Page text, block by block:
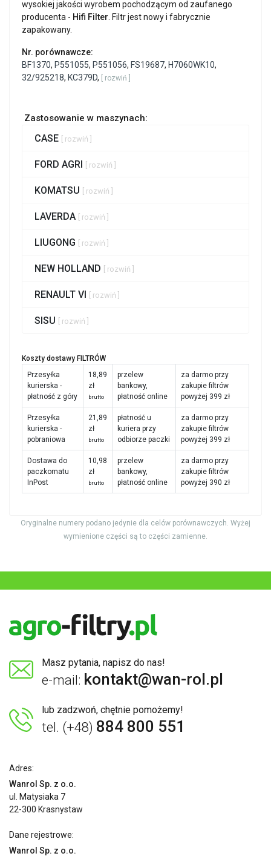
wysokiej jakości wyrobem pochodzącym od zaufanego
producenta - Hifi Filter. Filtr jest nowy i fabrycznie
zapakowany.
Nr. porównawcze:
BF1370, P551055, P551056, FS19687, H7060WK10,
32/925218, KC379D, [ rozwiń ]
Zastosowanie w maszynach:
CASE [ rozwiń ]
FORD AGRI [ rozwiń ]
KOMATSU [ rozwiń ]
LAVERDA [ rozwiń ]
LIUGONG [ rozwiń ]
NEW HOLLAND [ rozwiń ]
RENAULT VI [ rozwiń ]
SISU [ rozwiń ]
Koszty dostawy FILTRÓW
Przesyłka
kurierska -
płatność z góry
18,89
zł
brutto
przelew
bankowy,
płatność online
za darmo przy
zakupie filtrów
powyżej 399 zł
Przesyłka
kurierska -
pobraniowa
21,89
zł
brutto
płatność u
kuriera przy
odbiorze paczki
za darmo przy
zakupie filtrów
powyżej 399 zł
Dostawa do
paczkomatu
InPost
10,98
zł
brutto
przelew
bankowy,
płatność online
za darmo przy
zakupie filtrów
powyżej 390 zł
Oryginalne numery podano jedynie dla celów porównawczych. Wyżej
wymienione części są to części zamienne.
Masz pytania, napisz do nas!
e-mail: kontakt@wan-rol.pl
lub zadzwoń, chętnie pomożemy!
tel. (+48) 884 800 551
Adres:
Wanrol Sp. z o.o.
ul. Matysiaka 7
22-300 Krasnystaw
Dane rejestrowe:
Wanrol Sp. z o.o.